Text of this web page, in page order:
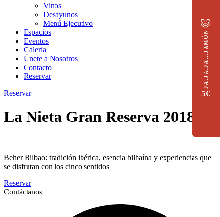
🐷
JA.JA.JA…JAMÓN
5€
Vinos
Desayunos
Menú Ejecutivo
Espacios
Eventos
Galería
Únete a Nosotros
Contacto
Reservar
Reservar
La Nieta Gran Reserva 2018
Beher Bilbao: tradición ibérica, esencia bilbaína y experiencias que
se disfrutan con los cinco sentidos.
Reservar
Contáctanos